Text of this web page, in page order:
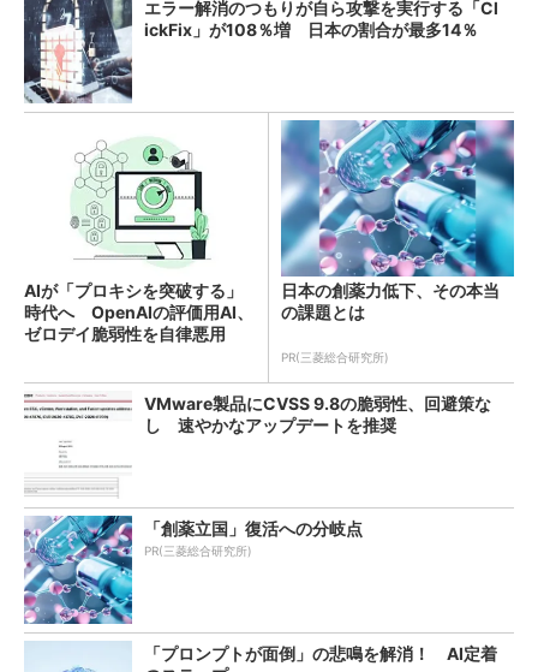
エラー解消のつもりが自ら攻撃を実行する「Cl
ickFix」が108％増 日本の割合が最多14％
AIが「プロキシを突破する」
時代へ OpenAIの評価用AI、
ゼロデイ脆弱性を自律悪用
日本の創薬力低下、その本当
の課題とは
PR(三菱総合研究所)
VMware製品にCVSS 9.8の脆弱性、回避策な
し 速やかなアップデートを推奨
「創薬立国」復活への分岐点
PR(三菱総合研究所)
「プロンプトが面倒」の悲鳴を解消！ AI定着